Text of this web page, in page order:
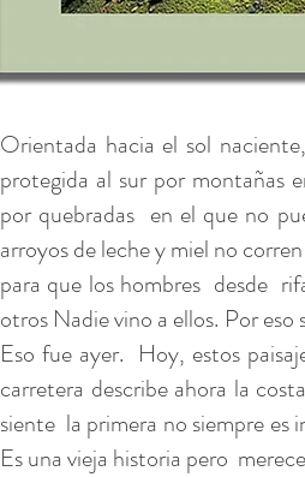
Orientada hacia el sol
protegida al sur por montañas
por quebradas en el que no
arroyos de leche y miel no corren
para que los hombres desde
otros Nadie vino a ellos. Por eso
Eso fue ayer. Hoy, estos
carretera describe ahora la
siente la primera no siempre es
Es una vieja historia pero